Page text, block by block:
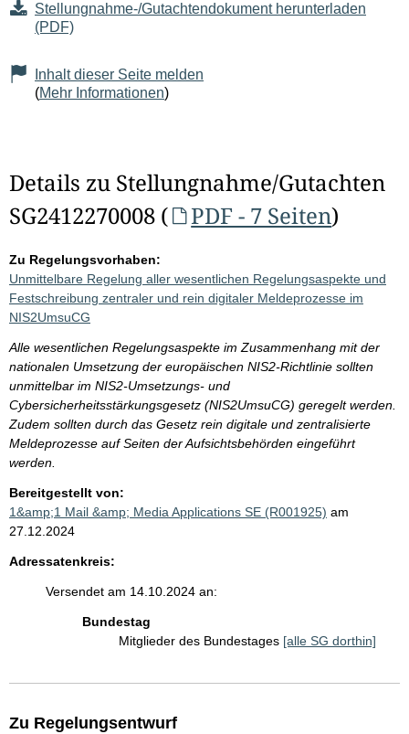
Stellungnahme-/Gutachtendokument herunterladen
(PDF)
Inhalt dieser Seite melden
(Mehr Informationen)
Details zu Stellungnahme/Gutachten
SG2412270008 (
PDF - 7 Seiten)
Zu Regelungsvorhaben:
Unmittelbare Regelung aller wesentlichen Regelungsaspekte und
Festschreibung zentraler und rein digitaler Meldeprozesse im
NIS2UmsuCG
Alle wesentlichen Regelungsaspekte im Zusammenhang mit der
nationalen Umsetzung der europäischen NIS2-Richtlinie sollten
unmittelbar im NIS2-Umsetzungs- und
Cybersicherheitsstärkungsgesetz (NIS2UmsuCG) geregelt werden.
Zudem sollten durch das Gesetz rein digitale und zentralisierte
Meldeprozesse auf Seiten der Aufsichtsbehörden eingeführt
werden.
Bereitgestellt von:
1&amp;1 Mail &amp; Media Applications SE (R001925) am
27.12.2024
Adressatenkreis:
Versendet am 14.10.2024 an:
Bundestag
Mitglieder des Bundestages [alle SG dorthin]
Zu Regelungsentwurf